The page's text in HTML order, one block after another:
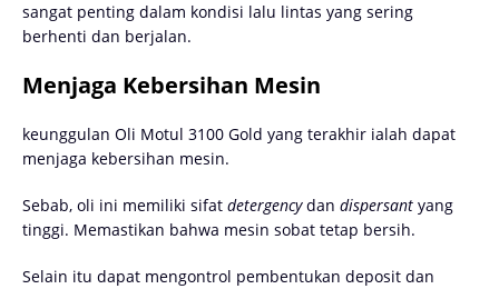
sangat penting dalam kondisi lalu lintas yang sering
berhenti dan berjalan.
Menjaga Kebersihan Mesin
keunggulan Oli Motul 3100 Gold yang terakhir ialah dapat
menjaga kebersihan mesin.
Sebab, oli ini memiliki sifat detergencydan dispersant yang
tinggi. Memastikan bahwa mesin sobat tetap bersih.
Selain itu dapat mengontrol pembentukan deposit dan